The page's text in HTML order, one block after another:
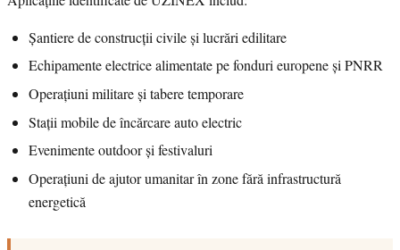
Șantiere de construcții civile și lucrări edilitare
Echipamente electrice alimentate pe fonduri europene și PNRR
Operațiuni militare și tabere temporare
Stații mobile de încărcare auto electric
Evenimente outdoor și festivaluri
Operațiuni de ajutor umanitar în zone fără infrastructură
energetică